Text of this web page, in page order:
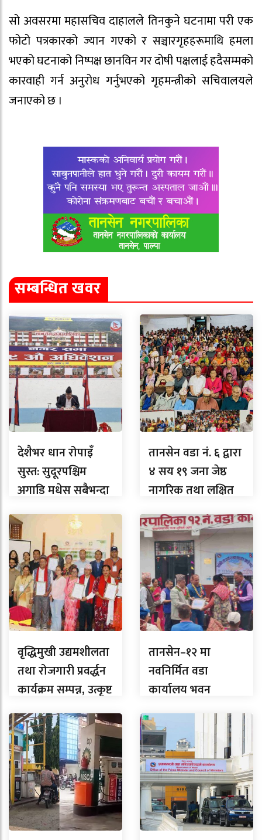
सो अवसरमा महासचिव दाहालले तिनकुने घटनामा परी एक
फोटो पत्रकारको ज्यान गएको र सञ्चारगृहहरूमाथि हमला
भएको घटनाको निष्पक्ष छानविन गर दोषी पक्षलाई हदैसम्मको
कारवाही गर्न अनुरोध गर्नुभएको गृहमन्त्रीको सचिवालयले
जनाएको छ ।
सम्बन्धित खवर
देशैभर धान रोपाइँ
सुस्त: सुदूरपश्चिम
अगाडि मधेस सबैभन्दा
पछाडि, लुम्बिनीमा
कति ?
तानसेन वडा नं. ६ द्वारा
४ सय १९ जना जेष्ठ
नागरिक तथा लक्षित
वर्गलाई सम्मान
वृद्धिमुखी उद्यमशीलता
तथा रोजगारी प्रवर्द्धन
कार्यक्रम सम्पन्न, उत्कृष्ट
उद्यमी सम्मानित
तानसेन–१२ मा
नवनिर्मित वडा
कार्यालय भवन
समुद्घाटन